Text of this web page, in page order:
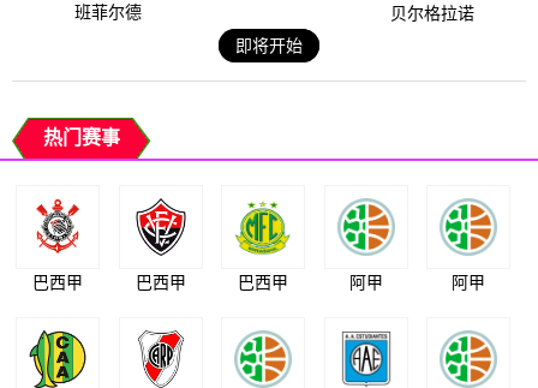
班菲尔德
贝尔格拉诺
即将开始
热门赛事
巴西甲 巴西甲 巴西甲 阿甲 阿甲